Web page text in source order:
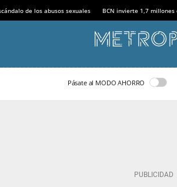
de los abusos sexuales BCN invierte 1,7 millones
Pásate al MODO AHORRO